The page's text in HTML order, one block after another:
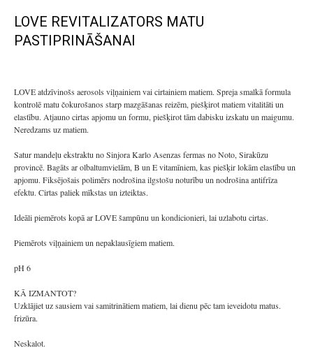
LOVE REVITALIZATORS MATU
PASTIPRINĀŠANAI
LOVE atdzīvinošs aerosols viļņainiem vai cirtainiem matiem. Spreja smalkā formula
kontrolē matu čokurošanos starp mazgāšanas reizēm, piešķirot matiem vitalitāti un
elastību. Atjauno cirtas apjomu un formu, piešķirot tām dabisku izskatu un maigumu.
Neredzams uz matiem.
Satur mandeļu ekstraktu no Sinjora Karlo Asenzas fermas no Noto, Sirakūzu
provincē. Bagāts ar olbaltumvielām, B un E vitamīniem, kas piešķir lokām elastību un
apjomu. Fiksējošais polimērs nodrošina ilgstošu noturību un nodrošina antifrīza
efektu. Cirtas paliek mīkstas un izteiktas.
Ideāli piemērots kopā ar LOVE šampūnu un kondicionieri, lai uzlabotu cirtas.
Piemērots viļņainiem un nepaklausīgiem matiem.
pH 6
KĀ IZMANTOT?
Uzklājiet uz sausiem vai samitrinātiem matiem, lai dienu pēc tam ieveidotu matus.
frizūra.
Neskalot.